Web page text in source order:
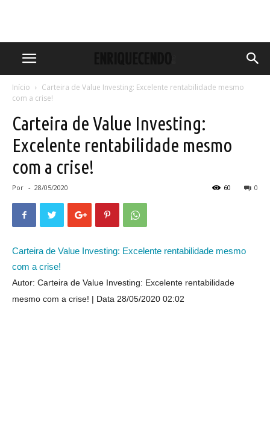
Início
Carteira de Value Investing: Excelente rentabilidade mesmo
com a crise!
Carteira de Value Investing:
Excelente rentabilidade mesmo
com a crise!
Por - 28/05/2020 0
60
Carteira de Value Investing: Excelente rentabilidade mesmo
com a crise!
Autor: Carteira de Value Investing: Excelente rentabilidade
mesmo com a crise!
Data 28/05/2020 02:02